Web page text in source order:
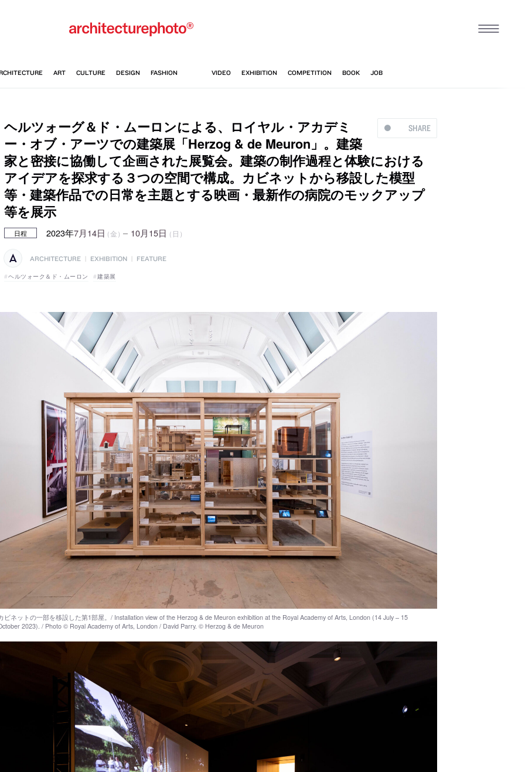
SHARE
ヘルツォーグ＆ド・ムーロンによる、ロイヤル・アカデミ
ー・オブ・アーツでの建築展「Herzog & de Meuron」。建築
家と密接に協働して企画された展覧会。建築の制作過程と体験における
アイデアを探求する３つの空間で構成。カビネットから移設した模型
等・建築作品での日常を主題とする映画・最新作の病院のモックアップ
等を展示
日程 2023年7月14日（金）– 10月15日（日）
ARCHITECTURE | EXHIBITION | FEATURE
ヘルツォーク＆ド・ムーロン 建築展